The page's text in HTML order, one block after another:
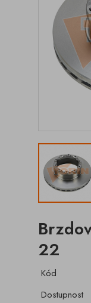
22
Kód
Dostupnost